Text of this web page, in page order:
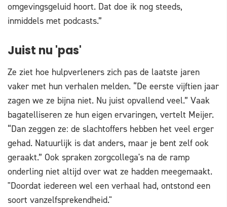
omgevingsgeluid hoort. Dat doe ik nog steeds,
inmiddels met podcasts.”
Juist nu 'pas'
Ze ziet hoe hulpverleners zich pas de laatste jaren
vaker met hun verhalen melden. “De eerste vijftien jaar
zagen we ze bijna niet. Nu juist opvallend veel.” Vaak
bagatelliseren ze hun eigen ervaringen, vertelt Meijer.
“Dan zeggen ze: de slachtoffers hebben het veel erger
gehad. Natuurlijk is dat anders, maar je bent zelf ook
geraakt.” Ook spraken zorgcollega's na de ramp
onderling niet altijd over wat ze hadden meegemaakt.
"Doordat iedereen wel een verhaal had, ontstond een
soort vanzelfsprekendheid."